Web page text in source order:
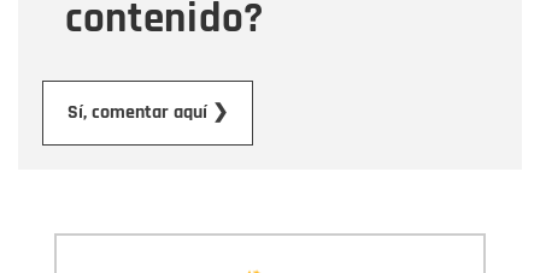
contenido?
Sí, comentar aquí ❯